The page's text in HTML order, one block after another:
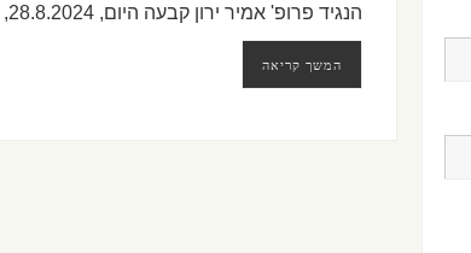
הנגיד פרופ' אמיר ירון קבעה היום, 28.8.2024,
המשך קריאה